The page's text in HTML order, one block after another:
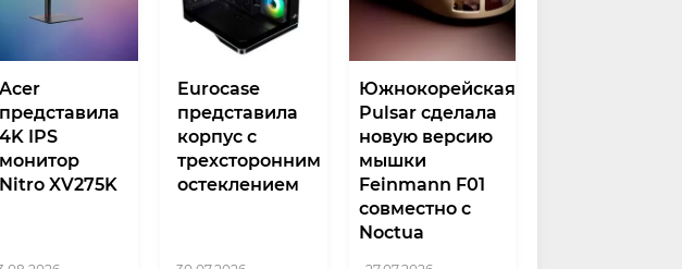
Acer
представила
4K IPS
монитор
Nitro XV275K
Eurocase
представила
корпус с
трехсторонним
остеклением
Южнокорейская
Pulsar сделала
новую версию
мышки
Feinmann F01
совместно с
Noctua